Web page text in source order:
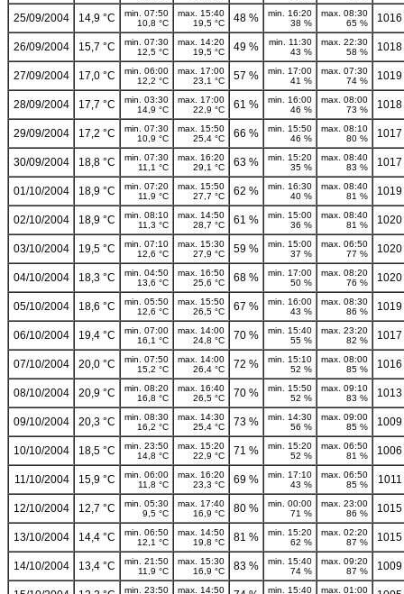
25/09/2004 14,9 °C
min. 07:50
10,8 °C
max. 15:40
19,5 °C
48 %
min. 16:20
38 %
max. 08:30
65 %
26/09/2004 15,7 °C
min. 07:30
12,5 °C
max. 14:20
19,5 °C
49 %
min. 11:30
43 %
max. 22:30
58 %
27/09/2004 17,0 °C
min. 06:00
12,2 °C
max. 17:00
23,1 °C
57 %
min. 17:00
41 %
max. 07:30
74 %
28/09/2004 17,7 °C
min. 03:30
14,9 °C
max. 17:00
22,9 °C
61 %
min. 16:00
46 %
max. 08:00
73 %
29/09/2004 17,2 °C
min. 07:30
10,9 °C
max. 15:50
25,4 °C
66 %
min. 15:50
46 %
max. 08:10
80 %
30/09/2004 18,8 °C
min. 07:30
11,1 °C
max. 16:20
29,1 °C
63 %
min. 15:20
35 %
max. 08:40
83 %
01/10/2004 18,9 °C
min. 07:20
11,9 °C
max. 15:50
27,7 °C
62 %
min. 16:30
40 %
max. 08:40
81 %
02/10/2004 18,9 °C
min. 08:10
11,3 °C
max. 14:50
28,7 °C
61 %
min. 15:00
36 %
max. 08:40
81 %
03/10/2004 19,5 °C
min. 07:10
12,6 °C
max. 15:30
27,9 °C
59 %
min. 15:00
37 %
max. 06:50
77 %
04/10/2004 18,3 °C
min. 04:50
13,6 °C
max. 16:50
25,6 °C
68 %
min. 17:00
50 %
max. 08:20
76 %
05/10/2004 18,6 °C
min. 05:50
12,6 °C
max. 15:50
26,5 °C
67 %
min. 16:00
43 %
max. 08:30
86 %
06/10/2004 19,4 °C
min. 07:00
16,1 °C
max. 14:00
24,8 °C
70 %
min. 15:40
55 %
max. 23:20
82 %
07/10/2004 20,0 °C
min. 07:50
15,2 °C
max. 14:00
26,4 °C
72 %
min. 15:10
52 %
max. 08:00
85 %
08/10/2004 20,9 °C
min. 08:20
16,8 °C
max. 16:40
26,5 °C
70 %
min. 15:50
52 %
max. 09:10
83 %
09/10/2004 20,3 °C
min. 08:30
16,2 °C
max. 14:30
25,4 °C
73 %
min. 14:30
56 %
max. 09:00
85 %
10/10/2004 18,5 °C
min. 23:50
14,8 °C
max. 15:20
22,9 °C
71 %
min. 15:20
52 %
max. 06:50
81 %
11/10/2004 15,9 °C
min. 06:00
11,8 °C
max. 16:20
23,3 °C
69 %
min. 17:10
43 %
max. 06:50
85 %
12/10/2004 12,7 °C
min. 05:30
9,5 °C
max. 17:40
16,9 °C
80 %
min. 00:00
71 %
max. 23:00
86 %
13/10/2004 14,4 °C
min. 06:50
12,1 °C
max. 14:50
19,8 °C
81 %
min. 15:20
62 %
max. 02:20
87 %
14/10/2004 13,4 °C
min. 21:50
11,9 °C
max. 15:30
16,9 °C
83 %
min. 15:40
74 %
max. 09:20
87 %
min. 23:50
max. 14:50
min. 15:40
max. 01:00